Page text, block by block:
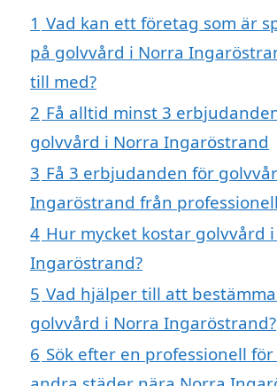
1 Vad kan ett företag som är
på golvvård i Norra
till med?
2 Få alltid minst 3
golvvård i Norra Ingaröstrand
3 Få 3 erbjudanden för
Ingaröstrand från
4 Hur mycket kostar golvvård
Ingaröstrand?
5 Vad hjälper till att
golvvård i Norra Ingaröstrand?
6 Sök efter en professionell